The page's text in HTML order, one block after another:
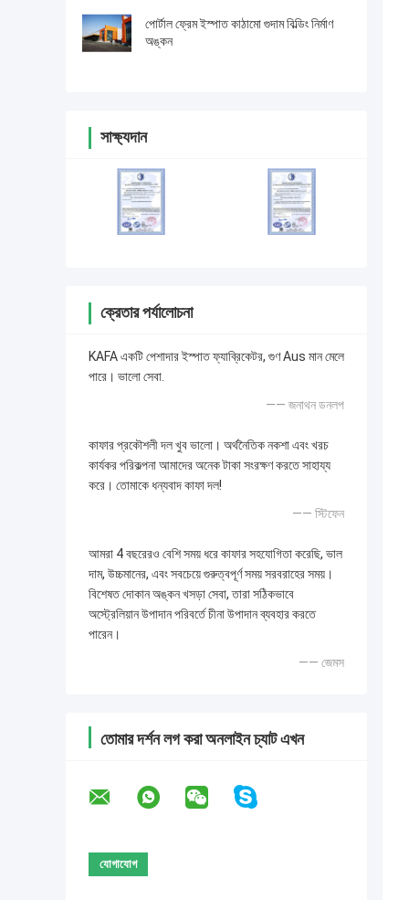
পোর্টাল ফ্রেম ইস্পাত কাঠামো গুদাম বিল্ডিং নির্মাণ
অঙ্কন
সাক্ষ্যদান
ক্রেতার পর্যালোচনা
KAFA একটি পেশাদার ইস্পাত ফ্যাব্রিকেটর, গুণ Aus মান মেলে
পারে। ভালো সেবা.
—— জনাথন ডনলপ
কাফার প্রকৌশলী দল খুব ভালো। অর্থনৈতিক নকশা এবং খরচ
কার্যকর পরিকল্পনা আমাদের অনেক টাকা সংরক্ষণ করতে সাহায্য
করে। তোমাকে ধন্যবাদ কাফা দল!
—— স্টিফেন
আমরা 4 বছরেরও বেশি সময় ধরে কাফার সহযোগিতা করেছি, ভাল
দাম, উচ্চমানের, এবং সবচেয়ে গুরুত্বপূর্ণ সময় সরবরাহের সময়।
বিশেষত দোকান অঙ্কন খসড়া সেবা, তারা সঠিকভাবে
অস্ট্রেলিয়ান উপাদান পরিবর্তে চীনা উপাদান ব্যবহার করতে
পারেন।
—— জেমস
তোমার দর্শন লগ করা অনলাইন চ্যাট এখন